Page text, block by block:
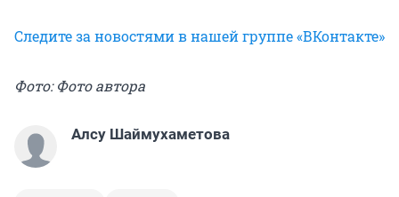
Следите за новостями в нашей группе «ВКонтакте»
Фото: Фото автора
Алсу Шаймухаметова